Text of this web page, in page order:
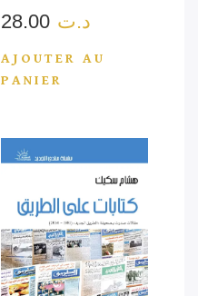
د.ت 28.00
AJOUTER AU
PANIER